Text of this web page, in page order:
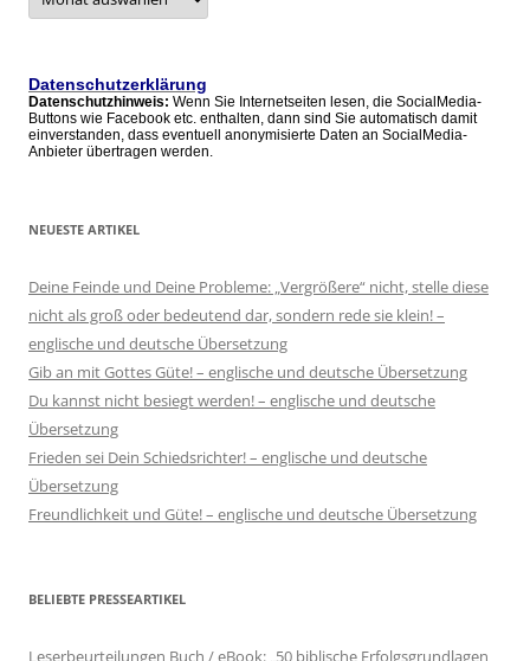
alle
Datenschutzerklärung
Datenschutzhinweis: Wenn Sie Internetseiten lesen, die SocialMedia-
Buttons wie Facebook etc. enthalten, dann sind Sie automatisch damit
einverstanden, dass eventuell anonymisierte Daten an SocialMedia-
Anbieter übertragen werden.
NEUESTE ARTIKEL
Deine Feinde und Deine Probleme: „Vergrößere“ nicht, stelle diese
nicht als groß oder bedeutend dar, sondern rede sie klein! –
englische und deutsche Übersetzung
Gib an mit Gottes Güte! – englische und deutsche Übersetzung
Du kannst nicht besiegt werden! – englische und deutsche
Übersetzung
Frieden sei Dein Schiedsrichter! – englische und deutsche
Übersetzung
Freundlichkeit und Güte! – englische und deutsche Übersetzung
BELIEBTE PRESSEARTIKEL
Leserbeurteilungen Buch / eBook: „50 biblische Erfolgsgrundlagen